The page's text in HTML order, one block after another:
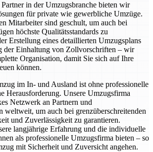
in der Umzugsbranche bieten wir
für private wie gewerbliche Umzüge.
Mitarbeiter sind geschult, um auch bei
höchste Qualitätsstandards zu
Erstellung eines detaillierten Umzugsplans
der Einhaltung von Zollvorschriften – wir
Organisation, damit Sie sich auf Ihre
können.
im In- und Ausland ist ohne professionelle
Herausforderung. Unsere Umzugsfirma
Netzwerk an Partnern und
weltweit, um auch bei grenzüberschreitenden
und Zuverlässigkeit zu garantieren.
langjährige Erfahrung und die individuelle
als professionelle Umzugsfirma bieten – so
mit Sicherheit und Zuversicht angehen.